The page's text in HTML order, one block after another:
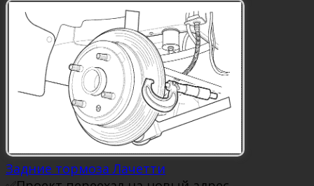
Задние тормоза Лачетти